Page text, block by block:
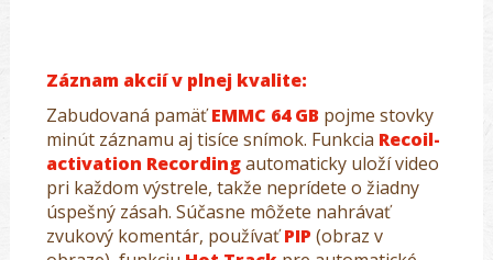
Záznam akcií v plnej kvalite:
Zabudovaná pamäťEMMC 64 GB pojme stovky
minút záznamu aj tisíce snímok. Funkcia Recoil-
activation Recordingautomaticky uloží video
pri každom výstrele, takže neprídete o žiadny
úspešný zásah. Súčasne môžete nahrávať
zvukový komentár, používaťPIP (obraz v